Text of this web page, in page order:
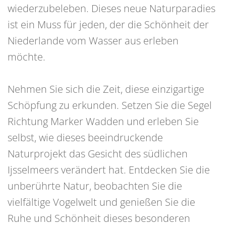
wiederzubeleben. Dieses neue Naturparadies
ist ein Muss für jeden, der die Schönheit der
Niederlande vom Wasser aus erleben
möchte.
Nehmen Sie sich die Zeit, diese einzigartige
Schöpfung zu erkunden. Setzen Sie die Segel
Richtung Marker Wadden und erleben Sie
selbst, wie dieses beeindruckende
Naturprojekt das Gesicht des südlichen
Ijsselmeers verändert hat. Entdecken Sie die
unberührte Natur, beobachten Sie die
vielfältige Vogelwelt und genießen Sie die
Ruhe und Schönheit dieses besonderen